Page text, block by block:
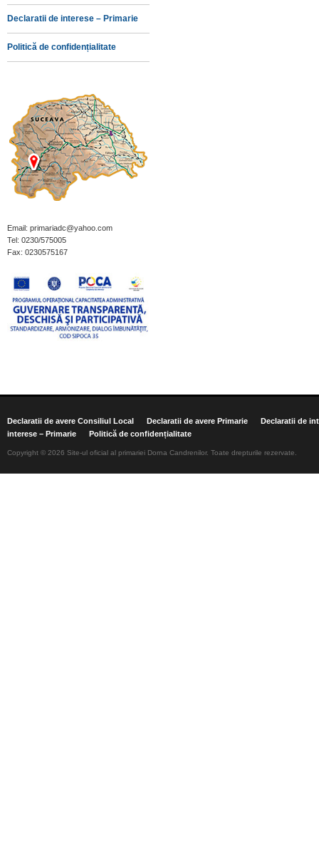
Declaratii de interese – Primarie
Politică de confidențialitate
Email: primariadc@yahoo.com
Tel: 0230/575005
Fax: 0230575167
Declaratii de avere Consiliul Local Declaratii de avere Primarie
Declaratii de
interese – Primarie
Politică de confidențialitate
Copyright © 2026 Site-ul oficial al primariei Dorna Candrenilor. Toate drepturile rezervate.